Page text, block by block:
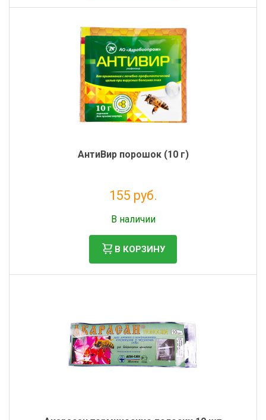
АнтиВир порошок (10 г)
155 руб.
В наличии
В КОРЗИНУ